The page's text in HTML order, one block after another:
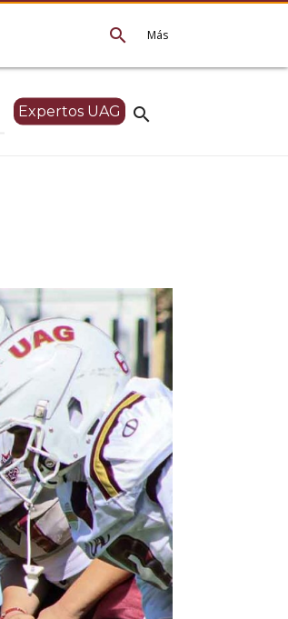
Más
search
search
Expertos UAG